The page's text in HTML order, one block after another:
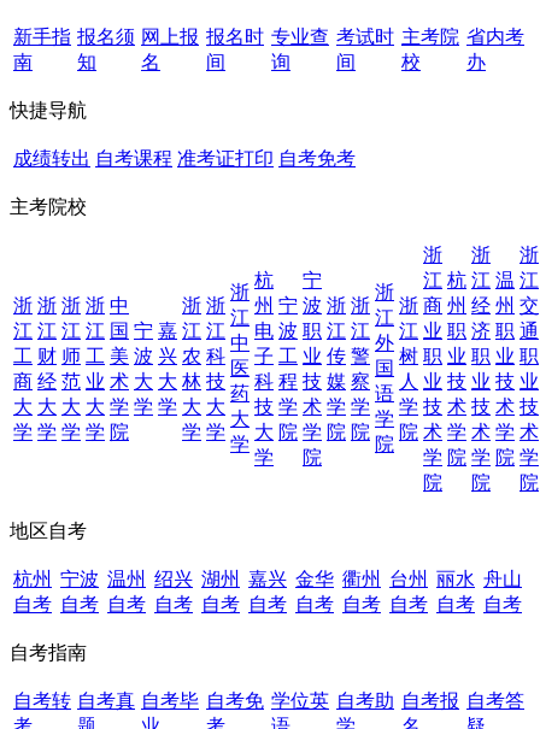
新手指
南
报名须
知
网上报
名
报名时
间
专业查
询
考试时
间
主考院
校
省内考
办
快捷导航
成绩转出 自考课程 准考证打印 自考免考
主考院校
浙
江
工
商
大
学
浙
江
财
经
大
学
浙
江
师
范
大
学
浙
江
工
业
大
学
中
国
美
术
学
院
宁
波
大
学
嘉
兴
大
学
浙
江
农
林
大
学
浙
江
科
技
大
学
浙
江
中
医
药
大
学
杭
州
电
子
科
技
大
学
宁
波
工
程
学
院
宁
波
职
业
技
术
学
院
浙
江
传
媒
学
院
浙
江
警
察
学
院
浙
江
外
国
语
学
院
浙
江
树
人
学
院
浙
江
商
业
职
业
技
术
学
院
杭
州
职
业
技
术
学
院
浙
江
经
济
职
业
技
术
学
院
温
州
职
业
技
术
学
院
浙
江
交
通
职
业
技
术
学
院
地区自考
杭州
自考
宁波
自考
温州
自考
绍兴
自考
湖州
自考
嘉兴
自考
金华
自考
衢州
自考
台州
自考
丽水
自考
舟山
自考
自考指南
自考转 自考真 自考毕 自考免 学位英 自考助 自考报 自考答